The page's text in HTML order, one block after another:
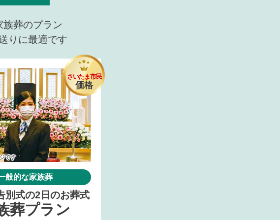
族葬のプラン
りに最適です
さいたま市民
価格
です
般的な家族葬
別式の2日のお葬式
葬プラン